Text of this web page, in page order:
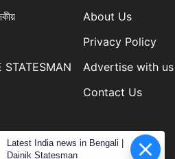
STATESMAN
About Us
Privacy Policy
Advertise with us
Contact Us
Latest India news in Bengali |
Dainik Statesman